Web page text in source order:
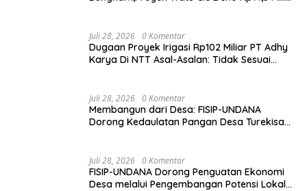
Juli 28, 2026 0 Komentar
Dugaan Proyek Irigasi Rp102 Miliar PT Adhy
Karya Di NTT Asal-Asalan: Tidak Sesuai
Juli 28, 2026 0 Komentar
Membangun dari Desa: FISIP-UNDANA
Dorong Kedaulatan Pangan Desa Turekisa
Juli 28, 2026 0 Komentar
FISIP-UNDANA Dorong Penguatan Ekonomi
Desa melalui Pengembangan Potensi Lokal